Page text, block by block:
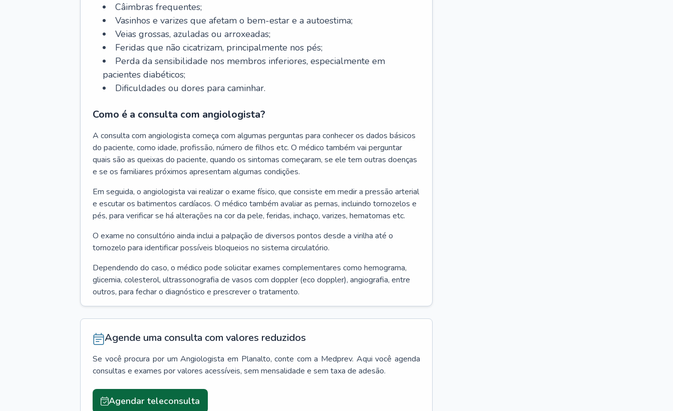
Câimbras frequentes;
Vasinhos e varizes que afetam o bem-estar e a autoestima;
Veias grossas, azuladas ou arroxeadas;
Feridas que não cicatrizam, principalmente nos pés;
Perda da sensibilidade nos membros inferiores, especialmente em
pacientes diabéticos;
Dificuldades ou dores para caminhar.
Como é a consulta com angiologista?
A consulta com angiologista começa com algumas perguntas para conhecer os dados básicos
do paciente, como idade, profissão, número de filhos etc. O médico também vai perguntar
quais são as queixas do paciente, quando os sintomas começaram, se ele tem outras doenças
e se os familiares próximos apresentam algumas condições.
Em seguida, o angiologista vai realizar o exame físico, que consiste em medir a pressão arterial
e escutar os batimentos cardíacos. O médico também avaliar as pernas, incluindo tornozelos e
pés, para verificar se há alterações na cor da pele, feridas, inchaço, varizes, hematomas etc.
O exame no consultório ainda inclui a palpação de diversos pontos desde a virilha até o
tornozelo para identificar possíveis bloqueios no sistema circulatório.
Dependendo do caso, o médico pode solicitar exames complementares como hemograma,
glicemia, colesterol, ultrassonografia de vasos com doppler (eco doppler), angiografia, entre
outros, para fechar o diagnóstico e prescrever o tratamento.
Agende uma consulta com valores reduzidos
Se você procura por um Angiologista em Planalto, conte com a Medprev. Aqui você agenda
consultas e exames por valores acessíveis, sem mensalidade e sem taxa de adesão.
Agendar teleconsulta